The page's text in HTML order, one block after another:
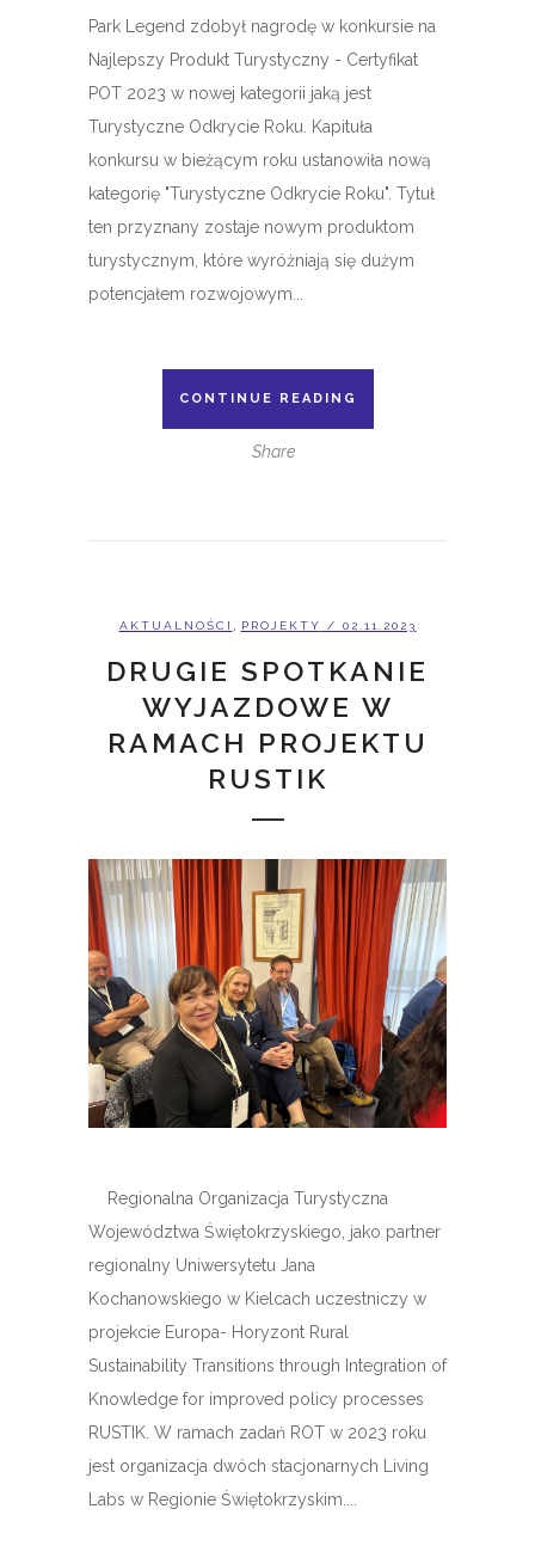
Park Legend zdobył nagrodę w konkursie na
Najlepszy Produkt Turystyczny - Certyfikat
POT 2023 w nowej kategorii jaką jest
Turystyczne Odkrycie Roku. Kapituła
konkursu w bieżącym roku ustanowiła nową
kategorię "Turystyczne Odkrycie Roku". Tytuł
ten przyznany zostaje nowym produktom
turystycznym, które wyróżniają się dużym
potencjałem rozwojowym...
CONTINUE READING
Share
AKTUALNOŚCI PROJEKTY / 02.11.2023
DRUGIE SPOTKANIE
WYJAZDOWE W
RAMACH PROJEKTU
RUSTIK
Regionalna Organizacja Turystyczna
Województwa Świętokrzyskiego, jako partner
regionalny Uniwersytetu Jana
Kochanowskiego w Kielcach uczestniczy w
projekcie Europa- Horyzont Rural
Sustainability Transitions through Integration of
Knowledge for improved policy processes
RUSTIK. W ramach zadań ROT w 2023 roku
jest organizacja dwóch stacjonarnych Living
Labs w Regionie Świętokrzyskim....